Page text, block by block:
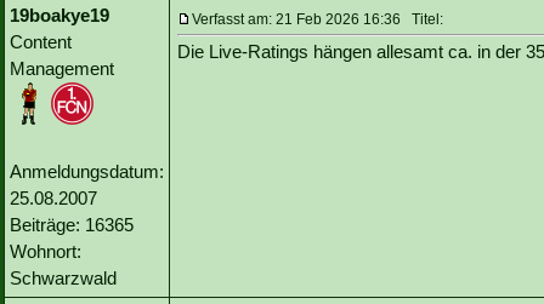
19boakye19
Content
Management
Anmeldungsdatum:
25.08.2007
Beiträge: 16365
Wohnort:
Schwarzwald
Verfasst am: 21 Feb 2026 16:36 Titel:
Die Live-Ratings hängen allesamt ca. in der